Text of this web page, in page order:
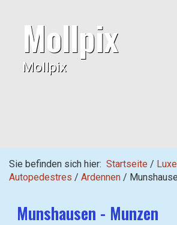
Mollpix
Mollpix
Sie befinden sich hier: Startseite /
Autopedestres / Ardennen /
Munshausen - Munzen